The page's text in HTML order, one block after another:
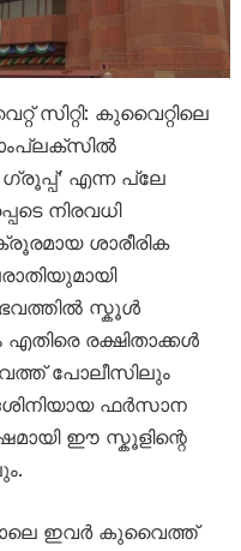
സിറ്റി: കുവൈറ്റിലെ
എന്ന പ്ലേ
നിരവധി
ശാരീരിക
സ്കൂൾ
രക്ഷിതാക്കൾ
പോലീസിലും
ഫർസാന
ഈ സ്കൂളിന്റെ
ഇവർ കുവൈത്ത്